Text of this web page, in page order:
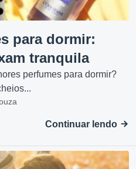
para dormir:
tranquila
perfumes para dormir?
Continuar lendo